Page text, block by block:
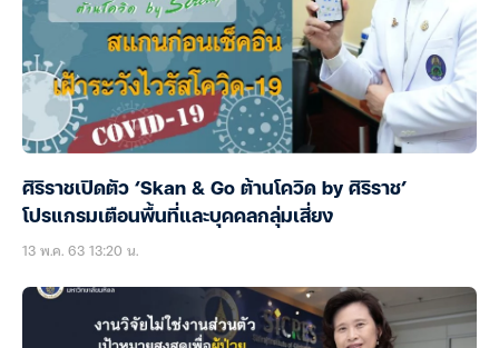
ศิริราชเปิดตัว ‘Skan & Go ต้านโควิด by ศิริราช’
โปรแกรมเตือนพื้นที่และบุคคลกลุ่มเสี่ยง
13 พ.ค. 63 13:20 น.